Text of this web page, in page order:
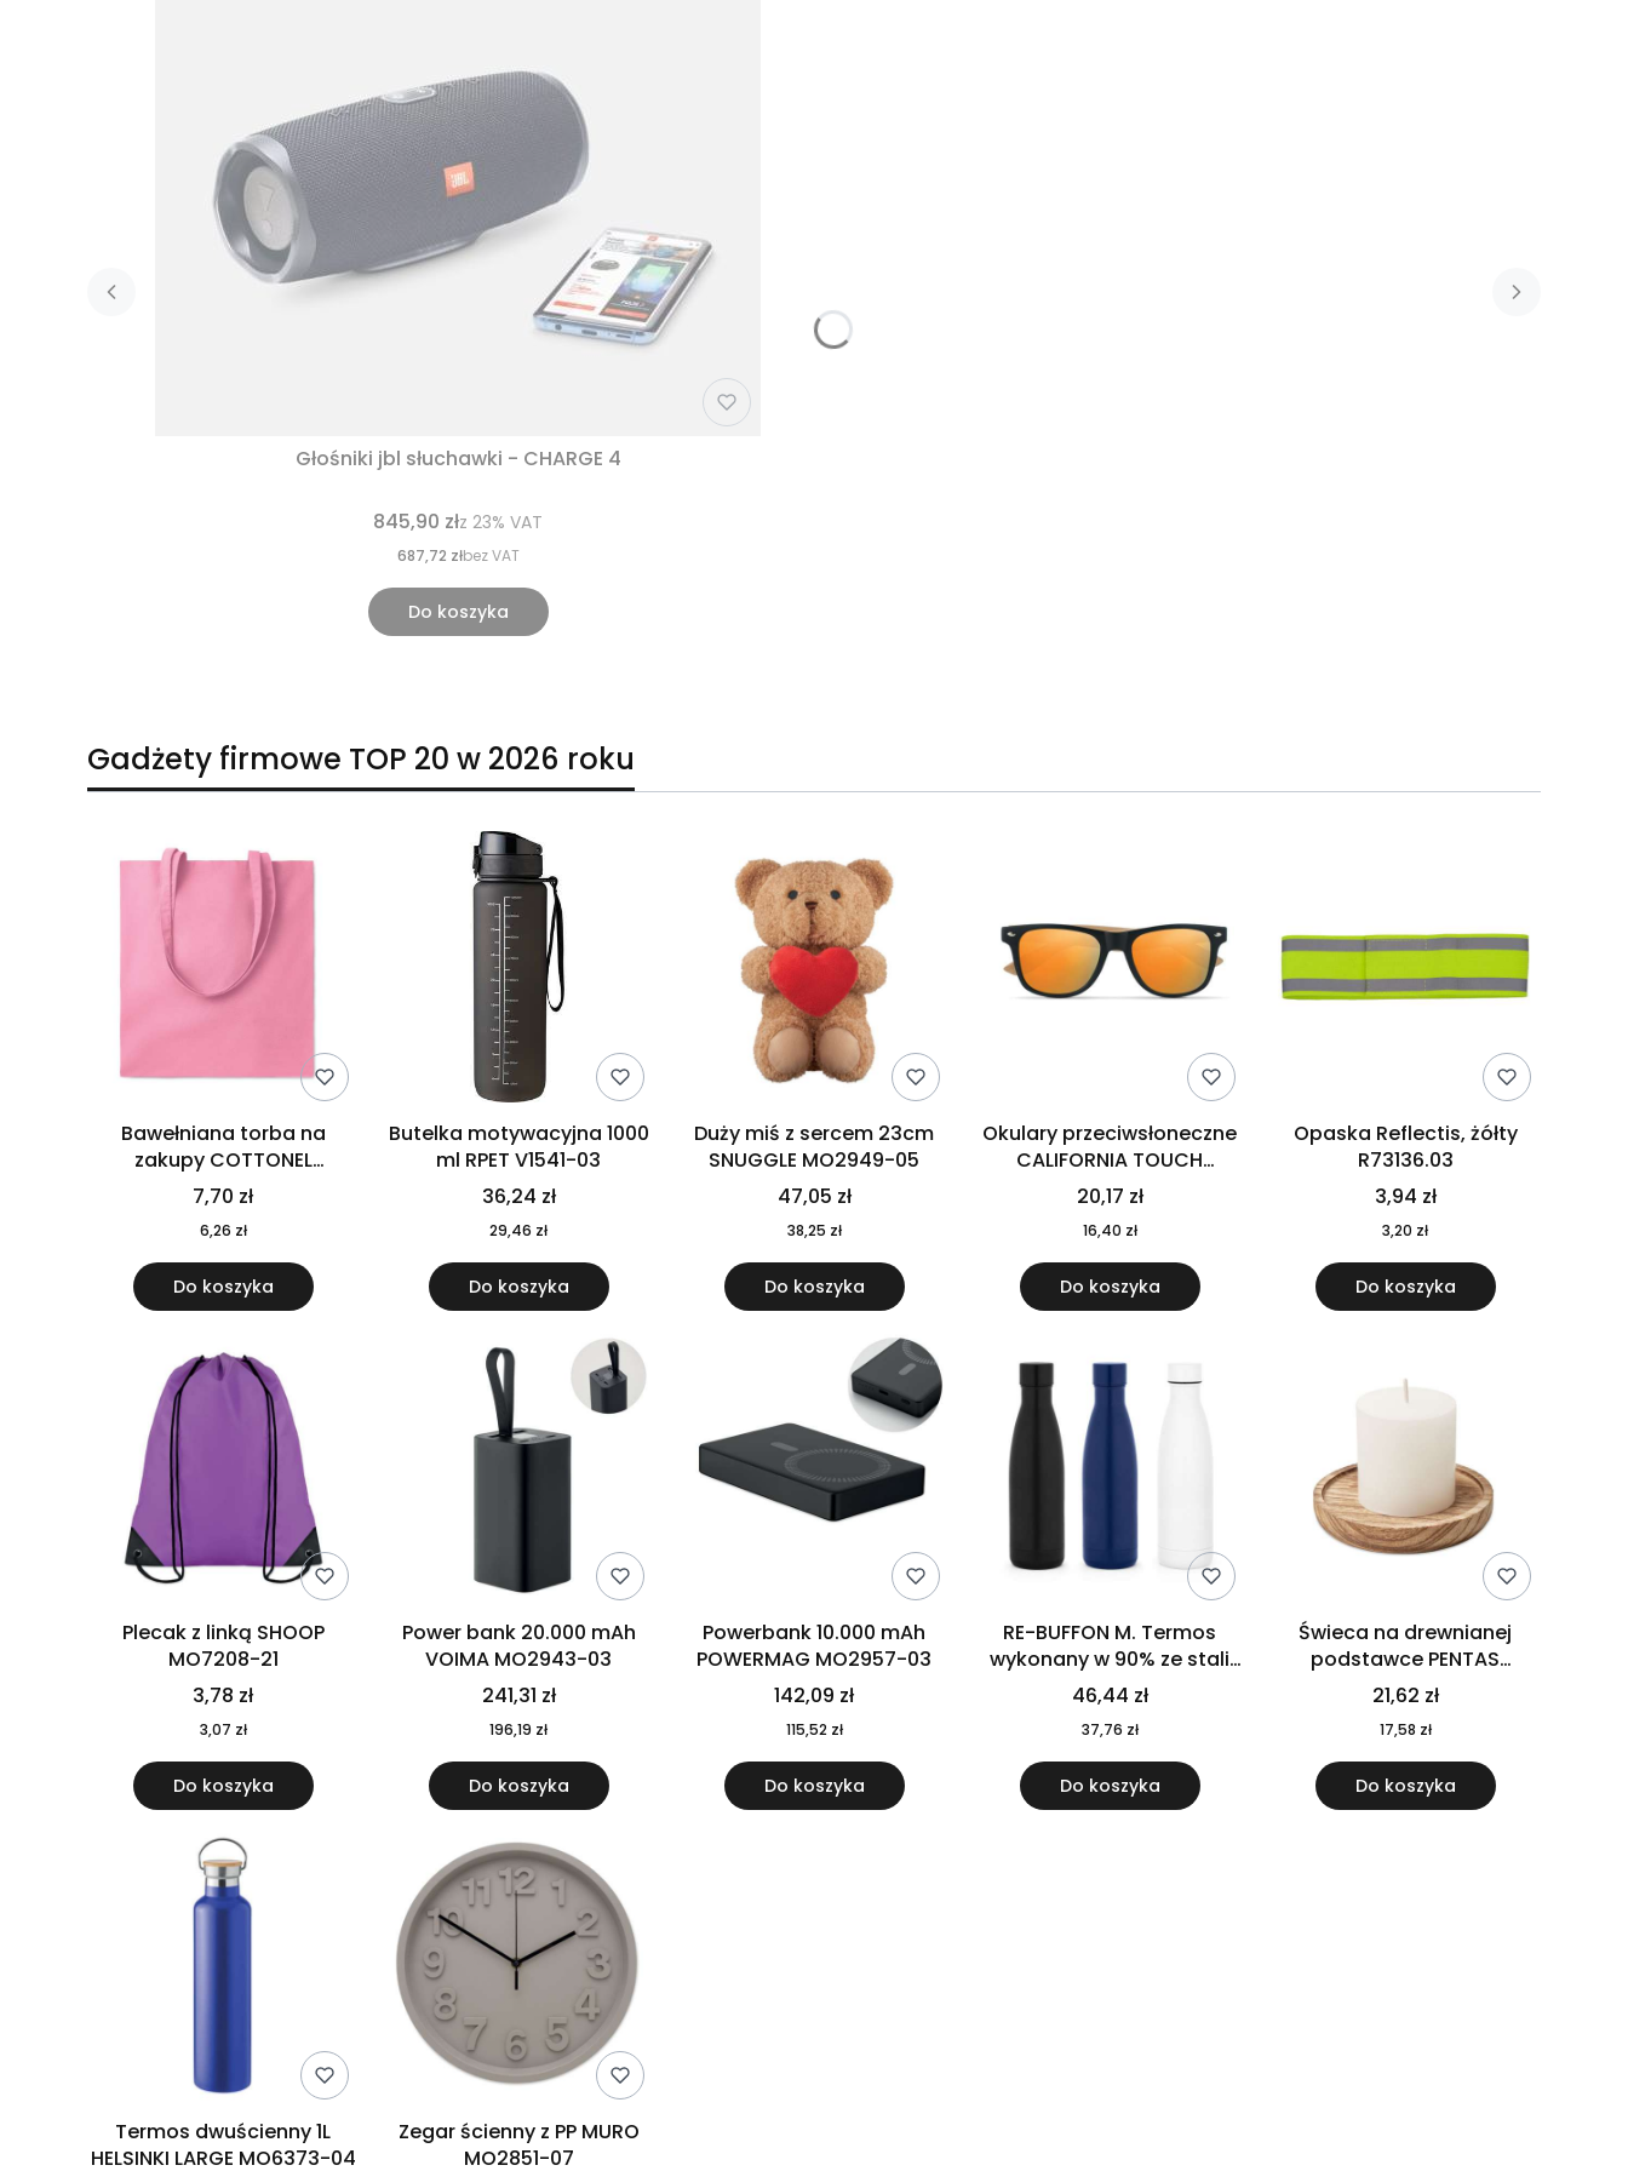
Głośniki jbl słuchawki - CHARGE 4
845,90 złz 23% VAT
687,72 złbez VAT
Do koszyka
Gadżety firmowe TOP 20 w 2026 roku
Bawełniana torba na
zakupy COTTONEL
COLOUR++ MO9846-11
7,70 zł
6,26 zł
Do koszyka
Butelka motywacyjna 1000
ml RPET V1541-03
36,24 zł
29,46 zł
Do koszyka
Duży miś z sercem 23cm
SNUGGLE MO2949-05
47,05 zł
38,25 zł
Do koszyka
Okulary przeciwsłoneczne
CALIFORNIA TOUCH
MO9617-10
20,17 zł
16,40 zł
Do koszyka
Opaska Reflectis, żółty
R73136.03
3,94 zł
3,20 zł
Do koszyka
Plecak z linką SHOOP
MO7208-21
3,78 zł
3,07 zł
Do koszyka
Power bank 20.000 mAh
VOIMA MO2943-03
241,31 zł
196,19 zł
Do koszyka
Powerbank 10.000 mAh
POWERMAG MO2957-03
142,09 zł
115,52 zł
Do koszyka
RE-BUFFON M. Termos
wykonany w 90% ze stali
nierdzewnej pochodzącej z
recyklingu 520 ml 94294
46,44 zł
37,76 zł
Do koszyka
Świeca na drewnianej
podstawce PENTAS
MO6282-40
21,62 zł
17,58 zł
Do koszyka
Termos dwuścienny 1L
HELSINKI LARGE MO6373-04
Zegar ścienny z PP MURO
MO2851-07